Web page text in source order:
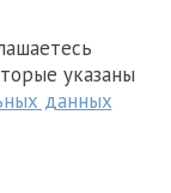
Донато,
Носкова,
указаны
данных